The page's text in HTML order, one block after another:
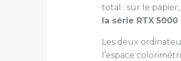
total : sur le
la série RTX 5000
Les deux
l’espace